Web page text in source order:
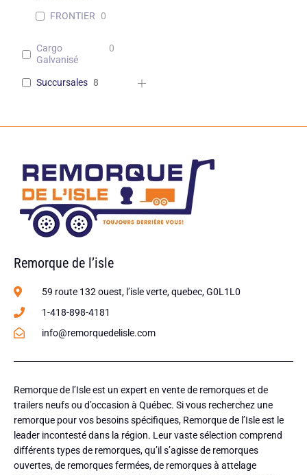
FRONTIER 0
Cargo
Galvanisé
0
Succursales 8
Remorque de l’isle
59 route 132 ouest, l’isle verte, quebec, G0L1L0
1-418-898-4181
info@remorquedelisle.com
Remorque de l’Isle est un expert en vente de remorques et de
trailers neufs ou d’occasion à Québec. Si vous recherchez une
remorque pour vos besoins spécifiques, Remorque de l’Isle est le
leader incontesté dans la région. Leur vaste sélection comprend
différents types de remorques, qu’il s’agisse de remorques
ouvertes, de remorques fermées, de remorques à attelage